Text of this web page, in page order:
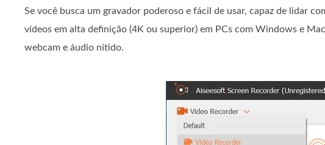
Se você busca um gravador poderoso e fácil de usar, capaz de lidar
vídeos em alta definição (4K ou superior) em PCs com Windows e
webcam e áudio nítido.